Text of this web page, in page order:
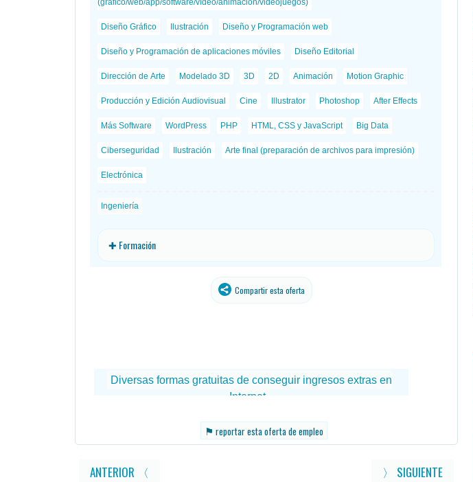
Diseño Gráfico Ilustración Diseño y Programación web
Diseño y Programación de aplicaciones móviles Diseño Editorial
Dirección de Arte Modelado 3D 3D 2D Animación Motion Graphic
Producción y Edición Audiovisual Cine Illustrator Photoshop After Effects
Más Software WordPress PHP HTML, CSS y JavaScript Big Data
Ciberseguridad Ilustración Arte final (preparación de archivos para impresión)
Electrónica
Ingeniería
✚ Formación
Compartir esta oferta
⚑ reportar esta oferta de empleo
ANTERIOR 〈 〉 SIGUIENTE